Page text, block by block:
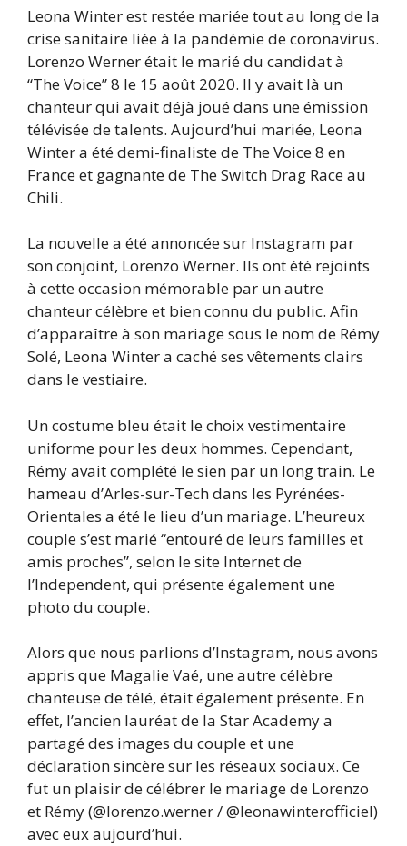
Leona Winter est restée mariée tout au long de la
crise sanitaire liée à la pandémie de coronavirus.
Lorenzo Werner était le marié du candidat à
“The Voice” 8 le 15 août 2020. Il y avait là un
chanteur qui avait déjà joué dans une émission
télévisée de talents. Aujourd’hui mariée, Leona
Winter a été demi-finaliste de The Voice 8 en
France et gagnante de The Switch Drag Race au
Chili.
La nouvelle a été annoncée sur Instagram par
son conjoint, Lorenzo Werner. Ils ont été rejoints
à cette occasion mémorable par un autre
chanteur célèbre et bien connu du public. Afin
d’apparaître à son mariage sous le nom de Rémy
Solé, Leona Winter a caché ses vêtements clairs
dans le vestiaire.
Un costume bleu était le choix vestimentaire
uniforme pour les deux hommes. Cependant,
Rémy avait complété le sien par un long train. Le
hameau d’Arles-sur-Tech dans les Pyrénées-
Orientales a été le lieu d’un mariage. L’heureux
couple s’est marié “entouré de leurs familles et
amis proches”, selon le site Internet de
l’Independent, qui présente également une
photo du couple.
Alors que nous parlions d’Instagram, nous avons
appris que Magalie Vaé, une autre célèbre
chanteuse de télé, était également présente. En
effet, l’ancien lauréat de la Star Academy a
partagé des images du couple et une
déclaration sincère sur les réseaux sociaux. Ce
fut un plaisir de célébrer le mariage de Lorenzo
et Rémy (@lorenzo.werner / @leonawinterofficiel)
avec eux aujourd’hui.